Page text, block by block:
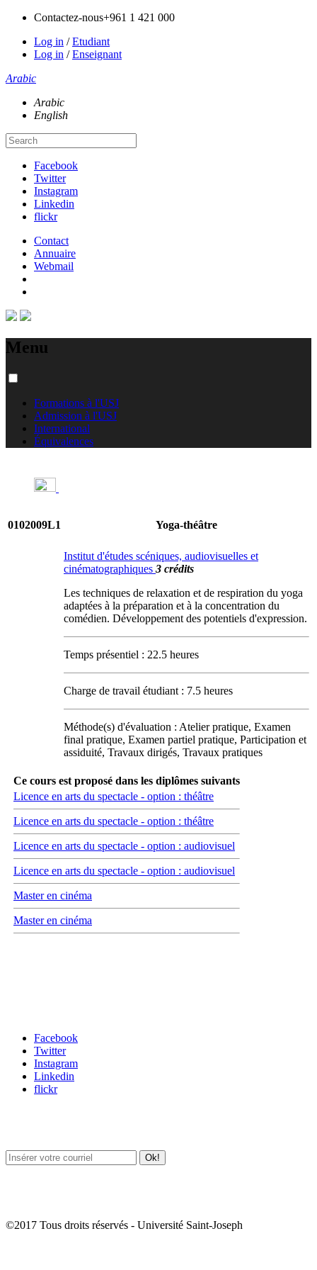
Contactez-nous+961 1 421 000
Log in /Etudiant
Log in /Enseignant
Arabic
Arabic
English
Facebook
Twitter
Instagram
Linkedin
flickr
Contact
Annuaire
Webmail
Menu
Formations à l'USJ
Admission à l'USJ
International
Équivalences
0102009L1 Yoga-théâtre
Institut d'études scéniques, audiovisuelles et
cinématographiques 3 crédits
Les techniques de relaxation et de respiration du yoga
adaptées à la préparation et à la concentration du
comédien. Développement des potentiels d'expression.
Temps présentiel : 22.5 heures
Charge de travail étudiant : 7.5 heures
Méthode(s) d'évaluation : Atelier pratique, Examen
final pratique, Examen partiel pratique, Participation et
assiduité, Travaux dirigés, Travaux pratiques
Ce cours est proposé dans les diplômes suivants
Licence en arts du spectacle - option : théâtre
Licence en arts du spectacle - option : théâtre
Licence en arts du spectacle - option : audiovisuel
Licence en arts du spectacle - option : audiovisuel
Master en cinéma
Master en cinéma
Facebook
Twitter
Instagram
Linkedin
flickr
©2017 Tous droits réservés - Université Saint-Joseph